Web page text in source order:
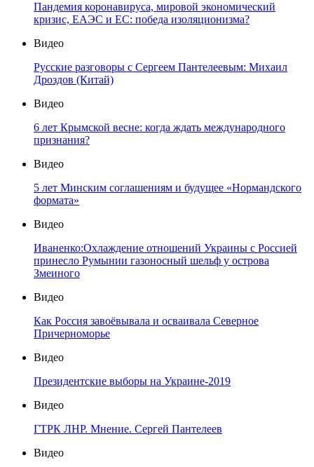
Пандемия коронавируса, мировой экономический
кризис, ЕАЭС и ЕС: победа изоляционизма?
Видео
Русские разговоры с Сергеем Пантелеевым: Михаил
Дроздов (Китай)
Видео
6 лет Крымской весне: когда ждать международного
признания?
Видео
5 лет Минским соглашениям и будущее «Нормандского
формата»
Видео
Иваненко:Охлаждение отношений Украины с Россией
принесло Румынии газоносный шельф у острова
Змеиного
Видео
Как Россия завоёвывала и осваивала Северное
Причерноморье
Видео
Президентские выборы на Украине-2019
Видео
ГТРК ЛНР. Мнение. Сергей Пантелеев
Видео